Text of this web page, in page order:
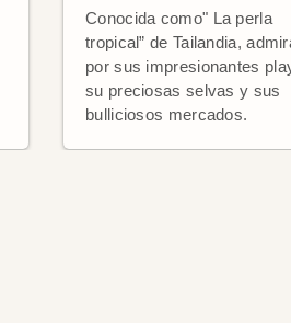
Conocida como" La perla
tropical” de Tailandia,
por sus impresionantes
su preciosas selvas y sus
bulliciosos mercados.